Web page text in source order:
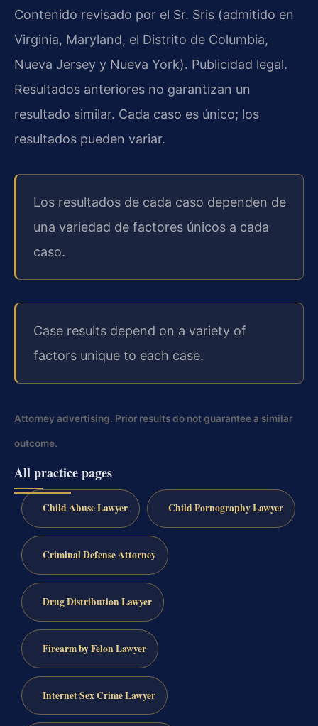
Contenido revisado por el Sr. Sris (admitido en
Virginia, Maryland, el Distrito de Columbia,
Nueva Jersey y Nueva York). Publicidad legal.
Resultados anteriores no garantizan un
resultado similar. Cada caso es único; los
resultados pueden variar.
Los resultados de cada caso dependen de
una variedad de factores únicos a cada
caso.
Case results depend on a variety of
factors unique to each case.
Attorney advertising. Prior results do not guarantee a similar
outcome.
All practice pages
Child Abuse Lawyer Child Pornography Lawyer
Criminal Defense Attorney
Drug Distribution Lawyer
Firearm by Felon Lawyer
Internet Sex Crime Lawyer